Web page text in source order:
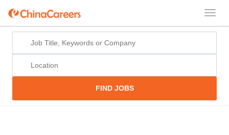
FIND JOBS